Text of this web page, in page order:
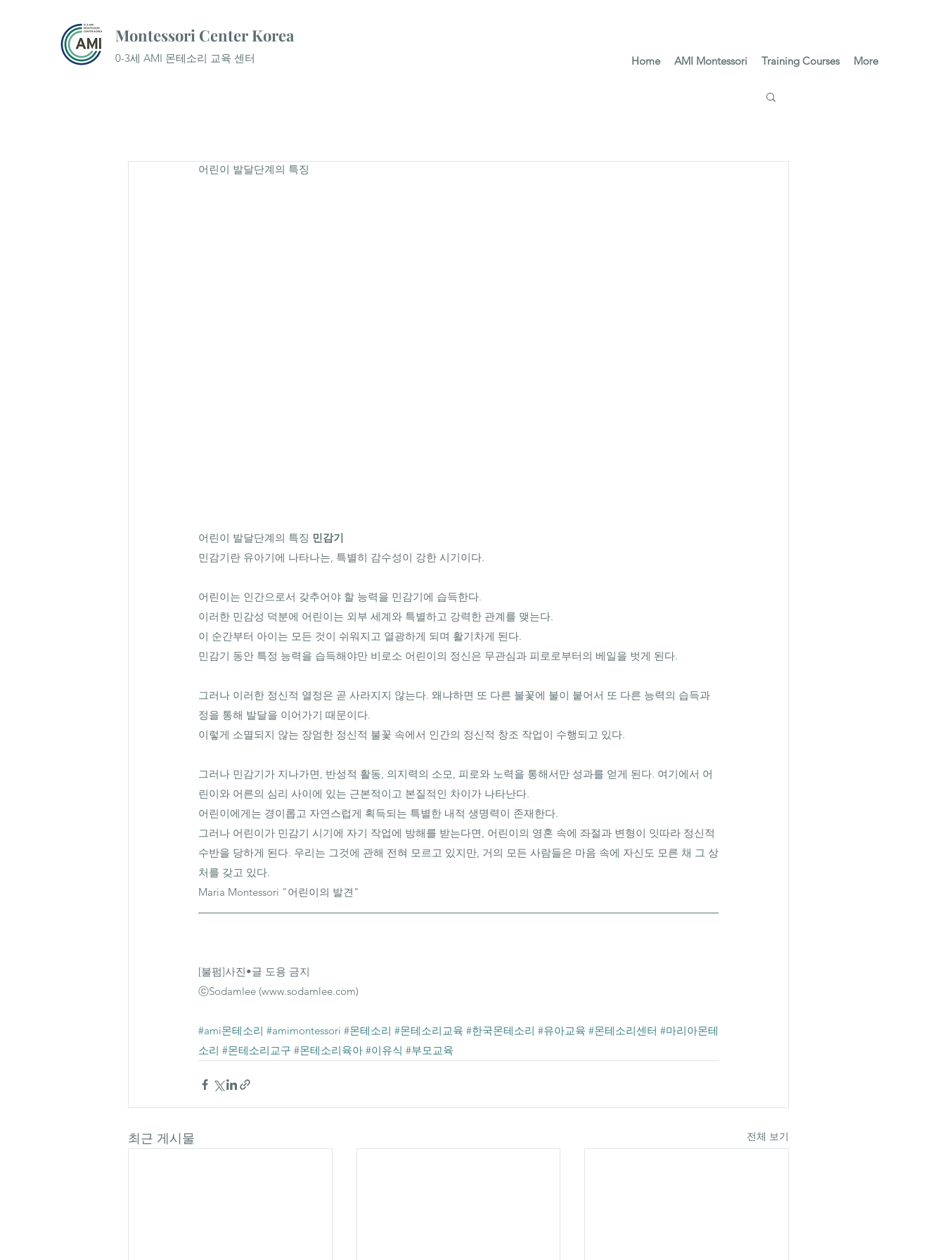
Montessori Center Korea
0-3세 AMI 몬테소리 교육 센터 Home AMI Montessori Training Courses More
어린이 발달단계의 특징
어린이 발달단계의 특징 민감기
민감기란 유아기에 나타나는, 특별히 감수성이 강한 시기이다.
어린이는 인간으로서 갖추어야 할 능력을 민감기에 습득한다.
이러한 민감성 덕분에 어린이는 외부 세계와 특별하고 강력한 관계를 맺는다.
이 순간부터 아이는 모든 것이 쉬워지고 열광하게 되며 활기차게 된다.
민감기 동안 특정 능력을 습득해야만 비로소 어린이의 정신은 무관심과 피로로부터의 베일을 벗게 된다.
그러나 이러한 정신적 열정은 곧 사라지지 않는다. 왜냐하면 또 다른 불꽃에 불이 붙어서 또 다른 능력의 습득과
정을 통해 발달을 이어가기 때문이다.
이렇게 소멸되지 않는 장엄한 정신적 불꽃 속에서 인간의 정신적 창조 작업이 수행되고 있다.
그러나 민감기가 지나가면, 반성적 활동, 의지력의 소모, 피로와 노력을 통해서만 성과를 얻게 된다. 여기에서 어
린이와 어른의 심리 사이에 있는 근본적이고 본질적인 차이가 나타난다.
어린이에게는 경이롭고 자연스럽게 획득되는 특별한 내적 생명력이 존재한다.
그러나 어린이가 민감기 시기에 자기 작업에 방해를 받는다면, 어린이의 영혼 속에 좌절과 변형이 잇따라 정신적
수반을 당하게 된다. 우리는 그것에 관해 전혀 모르고 있지만, 거의 모든 사람들은 마음 속에 자신도 모른 채 그 상
처를 갖고 있다.
Maria Montessori "어린이의 발견"
[불펌]사진•글 도용 금지
ⓒSodamlee (www.sodamlee.com)
#ami몬테소리 #amimontessori #몬테소리 #몬테소리교육 #한국몬테소리 #유아교육 #몬테소리센터 #마리아몬테
소리 #몬테소리교구 #몬테소리육아 #이유식 #부모교육
최근 게시물 전체 보기